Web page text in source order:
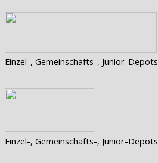
Einzel-, Gemeinschafts-, Junior-Depots
Einzel-, Gemeinschafts-, Junior-Depots